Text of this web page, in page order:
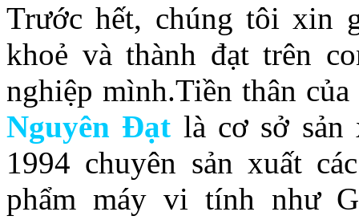
Trước hết, chúng tôi xin
khoẻ và thành đạt trên
nghiệp mình.Tiền thân của
Nguyên Đạt là cơ sở
1994 chuyên sản xuất
phẩm máy vi tính như